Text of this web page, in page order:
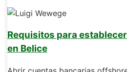
Requisitos para
en Belice